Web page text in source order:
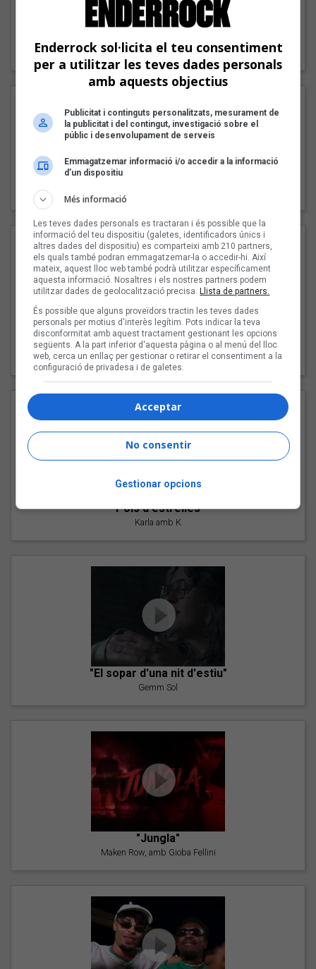
Carmen y María
"Les cabres"
94 Rules amb Compte
"Pols d'estrelles"
Karla amb K
"El sopar d'una nit d'estiu"
Gemm Sol
"Jungla"
Maken Row, amb Gioba Fellini
Enderrock sol·licita el teu consentiment
per a utilitzar les teves dades personals
amb aquests objectius
Publicitat i continguts personalitzats, mesurament de
la publicitat i del contingut, investigació sobre el
públic i desenvolupament de serveis
Emmagatzemar informació i/o accedir a la informació
d’un dispositiu
Més informació
Les teves dades personals es tractaran i és possible que la
informació del teu dispositiu (galetes, identificadors únics i
altres dades del dispositiu) es comparteixi amb 210 partners,
els quals també podran emmagatzemar-la o accedir-hi. Així
mateix, aquest lloc web també podrà utilitzar específicament
aquesta informació. Nosaltres i els nostres partners podem
utilitzar dades de geolocalització precisa. Llista de partners.
És possible que alguns proveïdors tractin les teves dades
personals per motius d'interès legítim. Pots indicar la teva
disconformitat amb aquest tractament gestionant les opcions
següents. A la part inferior d'aquesta pàgina o al menú del lloc
web, cerca un enllaç per gestionar o retirar el consentiment a la
configuració de privadesa i de galetes.
Acceptar
No consentir
Gestionar opcions